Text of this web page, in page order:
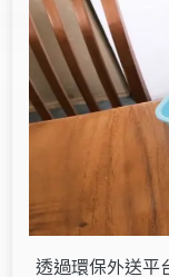
透過環保外送平